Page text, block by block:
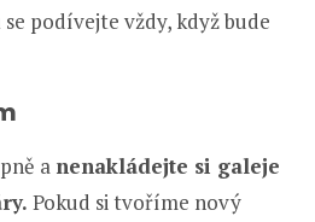
podívejte vždy, když bude
a nenakládejte si galeje
Pokud si tvoříme nový